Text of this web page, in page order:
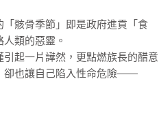
骸骨季節」即是政府進貢「食
類的惡靈。
起一片譁然，更點燃族長的醋意
卻也讓自己陷入性命危險——